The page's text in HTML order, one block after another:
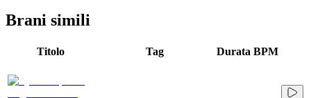
Brani simili
Titolo Tag Durata BPM